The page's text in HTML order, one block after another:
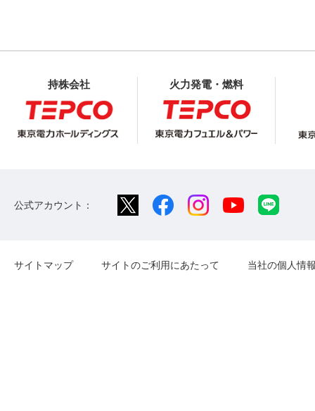
持株会社 火力発電・燃料
公式アカウント：
サイトマップ サイトのご利用にあたって 当社の個人情